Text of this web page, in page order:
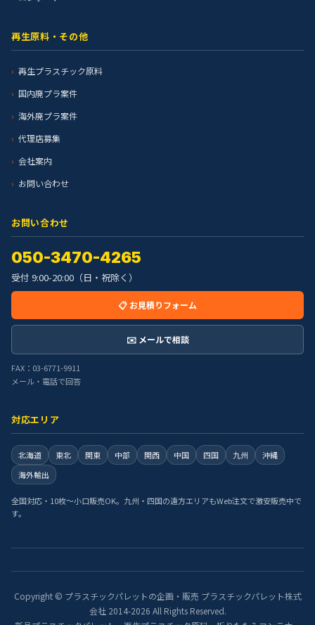
再生原料・その他
再生プラスチック原料
国内廃プラ案件
海外廃プラ案件
代理店募集
会社案内
お問い合わせ
お問い合わせ
050-3470-4265
受付 9:00-20:00（日・祝除く）
📋 お見積りフォーム
✉️ メールで相談
FAX：03-6771-9911
メール・電話で回答
対応エリア
北海道 東北 関東 中部 関西 中国 四国 九州
沖縄
海外輸出
全国対応・10枚〜小口販売OK。九州・四国の遠方エリアもWeb注文で激安販売中で
す。
Copyright © プラスチックパレットの企画・販売 プラスチックパレット株式
会社 2014-2026 All Rights Reserved.